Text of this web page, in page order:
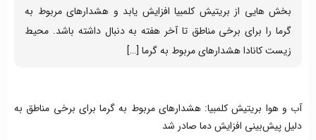
بخش هایی از بریتیش کلمبیا افزایش یابد و هشدارهای مربوط به
گرما را برای برخی مناطق تا آخر هفته به دنبال داشته باشد. محیط
زیست کانادا هشدارهای مربوط به گرما […]
آب و هوا بریتیش کلمبیا: هشدارهای مربوط به گرما برای برخی مناطق به
دلیل پیش‌بینی افزایش دما صادر شد